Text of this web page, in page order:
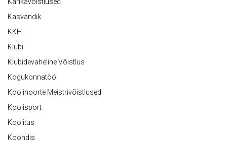
Kasvandik
KKH
Klubi
Klubidevaheline Võistlus
Kogukonnatöö
Koolinoorte Meistrivõistlused
Koolisport
Koolitus
Koondis